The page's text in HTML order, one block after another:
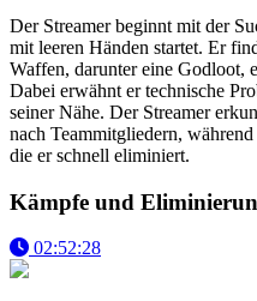
Der Streamer beginnt mit der
mit leeren Händen startet. Er
Waffen, darunter eine Godloot,
Dabei erwähnt er technische
seiner Nähe. Der Streamer
nach Teammitgliedern,
die er schnell eliminiert.
Kämpfe und
02:52:28